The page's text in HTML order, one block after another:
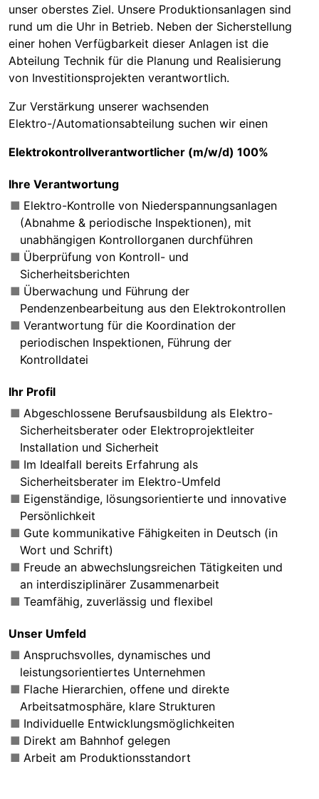
unser oberstes Ziel. Unsere Produktionsanlagen sind
rund um die Uhr in Betrieb. Neben der Sicherstellung
einer hohen Verfügbarkeit dieser Anlagen ist die
Abteilung Technik für die Planung und Realisierung
von Investitionsprojekten verantwortlich.
Zur Verstärkung unserer wachsenden
Elektro-/Automationsabteilung suchen wir einen
Elektrokontrollverantwortlicher (m/w/d) 100%
Ihre Verantwortung
Elektro-Kontrolle von Niederspannungsanlagen
(Abnahme & periodische Inspektionen), mit
unabhängigen Kontrollorganen durchführen
Überprüfung von Kontroll- und
Sicherheitsberichten
Überwachung und Führung der
Pendenzenbearbeitung aus den Elektrokontrollen
Verantwortung für die Koordination der
periodischen Inspektionen, Führung der
Kontrolldatei
Ihr Profil
Abgeschlossene Berufsausbildung als Elektro-
Sicherheitsberater oder Elektroprojektleiter
Installation und Sicherheit
Im Idealfall bereits Erfahrung als
Sicherheitsberater im Elektro-Umfeld
Eigenständige, lösungsorientierte und innovative
Persönlichkeit
Gute kommunikative Fähigkeiten in Deutsch (in
Wort und Schrift)
Freude an abwechslungsreichen Tätigkeiten und
an interdisziplinärer Zusammenarbeit
Teamfähig, zuverlässig und flexibel
Unser Umfeld
Anspruchsvolles, dynamisches und
leistungsorientiertes Unternehmen
Flache Hierarchien, offene und direkte
Arbeitsatmosphäre, klare Strukturen
Individuelle Entwicklungsmöglichkeiten
Direkt am Bahnhof gelegen
Arbeit am Produktionsstandort